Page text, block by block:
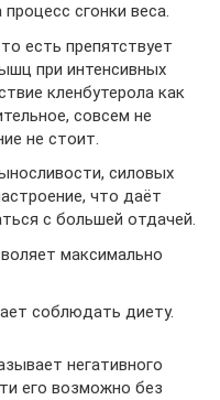
сгонки веса.
есть препятствует
при интенсивных
кленбутерола как
совсем не
не стоит.
силовых
что даёт
с большей отдачей.
максимально
соблюдать диету.
негативного
его возможно без